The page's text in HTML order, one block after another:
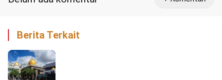
Berita Terkait